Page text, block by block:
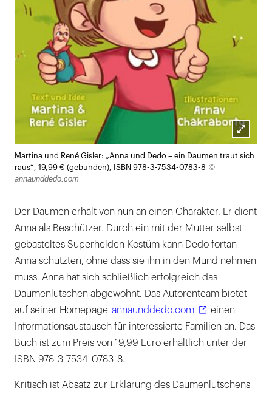
öffnen
Martina und René Gisler: „Anna und Dedo – ein Daumen traut sich
raus“, 19,99 € (gebunden), ISBN 978-3-7534-0783-8 ©
annaunddedo.com
Der Daumen erhält von nun an einen Charakter. Er dient
Anna als Beschützer. Durch ein mit der Mutter selbst
gebasteltes Superhelden-Kostüm kann Dedo fortan
Anna schützten, ohne dass sie ihn in den Mund nehmen
muss. Anna hat sich schließlich erfolgreich das
Daumenlutschen abgewöhnt. Das Autorenteam bietet
auf seiner Homepage annaunddedo.com
einen
Informationsaustausch für interessierte Familien an. Das
Buch ist zum Preis von 19,99 Euro erhältlich unter der
ISBN 978-3-7534-0783-8.
Kritisch ist Absatz zur Erklärung des Daumenlutschens